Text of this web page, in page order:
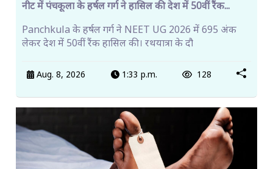
नीट में पंचकूला के हर्षल गर्ग ने हासिल की देश में 50वीं रैंक...
Panchkula के हर्षल गर्ग ने NEET UG 2026 में 695 अंक
लेकर देश में 50वीं रैंक हासिल की। रथयात्रा के दौ
Aug. 8, 2026 1:33 p.m. 128